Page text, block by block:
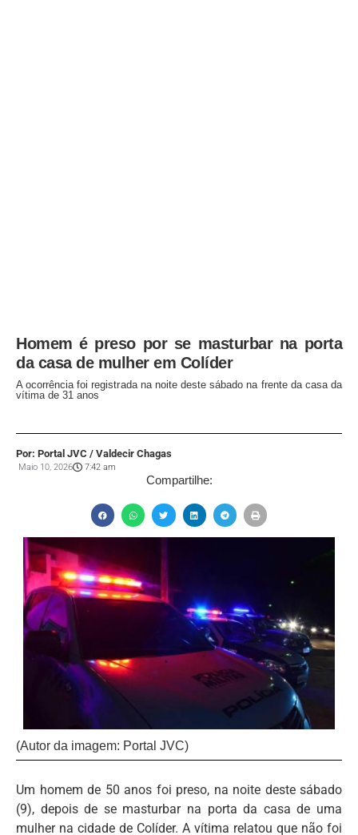
Homem é preso por se masturbar na porta
da casa de mulher em Colíder
A ocorrência foi registrada na noite deste sábado na frente da casa da
vítima de 31 anos
Por: Portal JVC / Valdecir Chagas
Maio 10, 2026 7:42 am
Compartilhe:
(Autor da imagem: Portal JVC)
Um homem de 50 anos foi preso, na noite deste sábado
(9), depois de se masturbar na porta da casa de uma
mulher na cidade de Colíder. A vítima relatou que não foi